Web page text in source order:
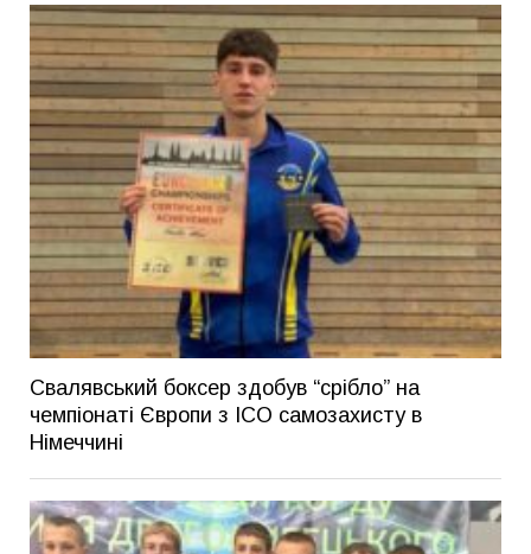
Свалявський боксер здобув “срібло” на
чемпіонаті Європи з ІСО самозахисту в
Німеччині